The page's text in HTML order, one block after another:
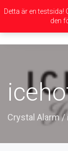
navigation
Crystal Alarm/
Detta är en
den